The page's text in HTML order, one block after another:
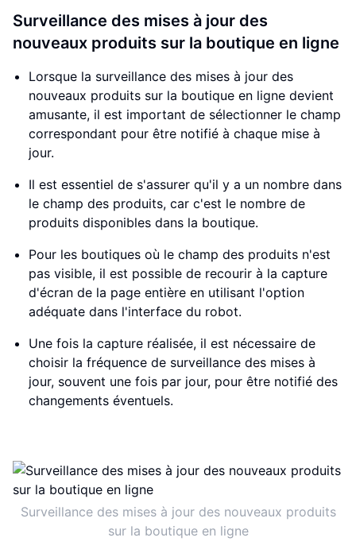
Surveillance des mises à jour des
nouveaux produits sur la boutique en ligne
Lorsque la surveillance des mises à jour des
nouveaux produits sur la boutique en ligne devient
amusante, il est important de sélectionner le champ
correspondant pour être notifié à chaque mise à
jour.
Il est essentiel de s'assurer qu'il y a un nombre dans
le champ des produits, car c'est le nombre de
produits disponibles dans la boutique.
Pour les boutiques où le champ des produits n'est
pas visible, il est possible de recourir à la capture
d'écran de la page entière en utilisant l'option
adéquate dans l'interface du robot.
Une fois la capture réalisée, il est nécessaire de
choisir la fréquence de surveillance des mises à
jour, souvent une fois par jour, pour être notifié des
changements éventuels.
Surveillance des mises à jour des nouveaux produits
sur la boutique en ligne